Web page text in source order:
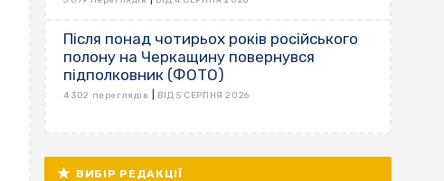
Після понад чотирьох років російського
полону на Черкащину повернувся
підполковник (ФОТО)
4 302 переглядів ВІД 5 СЕРПНЯ 2026
ВИБІР РЕДАКЦІЇ